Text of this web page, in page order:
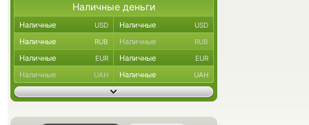
Наличные деньги
Наличные USD Наличные USD
Наличные RUB Наличные RUB
Наличные EUR Наличные EUR
Наличные UAH Наличные UAH